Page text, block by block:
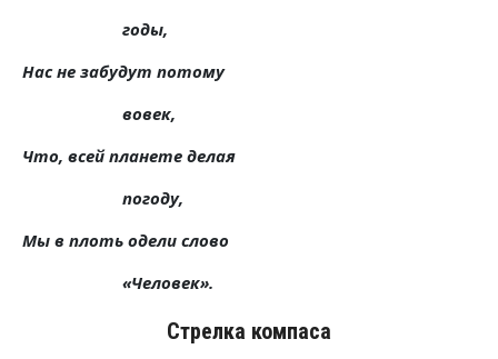
годы,
Нас не забудут потому
вовек,
Что, всей планете делая
погоду,
Мы в плоть одели слово
«Человек».
Стрелка компаса